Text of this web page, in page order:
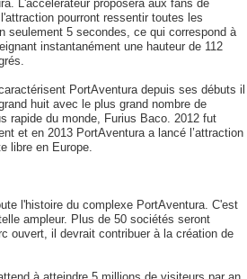
L'accélérateur proposera aux fans de
pourront ressentir toutes les
seulement 5 secondes, ce qui correspond à
instantanément une hauteur de 112
PortAventura depuis ses débuts il
huit avec le plus grand nombre de
rapide du monde, Furius Baco. 2012 fut
et en 2013 PortAventura a lancé l’attraction
libre en Europe.
l'histoire du complexe PortAventura. C'est
ampleur. Plus de 50 sociétés seront
ouvert, il devrait contribuer à la création de